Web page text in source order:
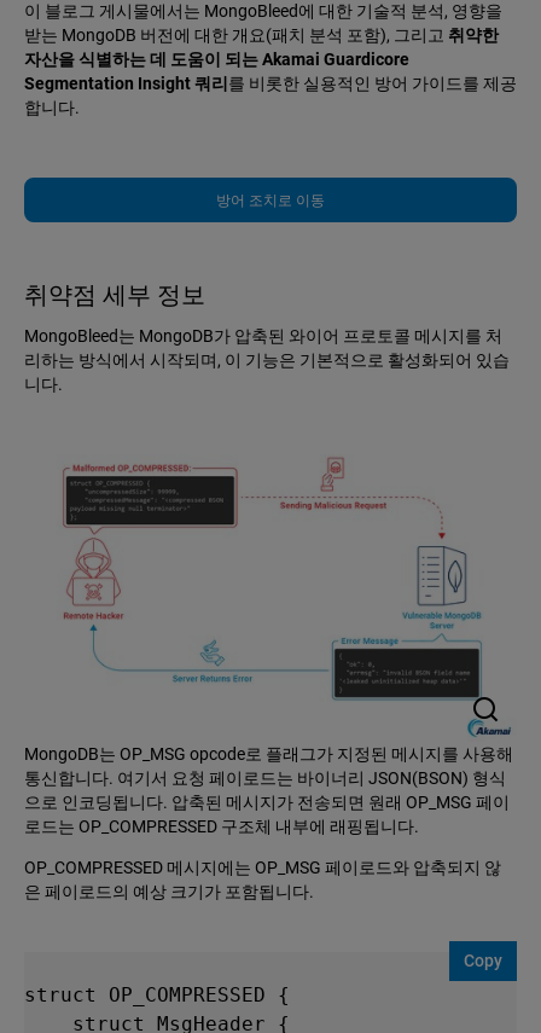
이 블로그 게시물에서는 MongoBleed에 대한 기술적 분석, 영향을
받는 MongoDB 버전에 대한 개요(패치 분석 포함), 그리고 취약한
자산을 식별하는 데 도움이 되는 Akamai Guardicore
Segmentation Insight 쿼리 를 비롯한 실용적인 방어 가이드를 제공
합니다.
방어 조치로 이동
취약점 세부 정보
MongoBleed는 MongoDB가 압축된 와이어 프로토콜 메시지를 처
리하는 방식에서 시작되며, 이 기능은 기본적으로 활성화되어 있습
니다.
MongoDB는 OP_MSG opcode로 플래그가 지정된 메시지를 사용해
통신합니다. 여기서 요청 페이로드는 바이너리 JSON(BSON) 형식
으로 인코딩됩니다. 압축된 메시지가 전송되면 원래 OP_MSG 페이
로드는 OP_COMPRESSED 구조체 내부에 래핑됩니다.
OP_COMPRESSED 메시지에는 OP_MSG 페이로드와 압축되지 않
은 페이로드의 예상 크기가 포함됩니다.
struct OP_COMPRESSED {
Copy